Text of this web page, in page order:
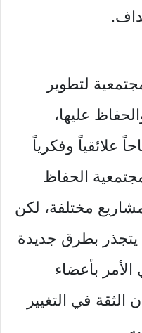
لتطوير
عليها،
علائقياً وفكرياً
الحفاظ
مختلفة، لكن
يتجذر بطرق جديدة
بأعضاء
في التغيير